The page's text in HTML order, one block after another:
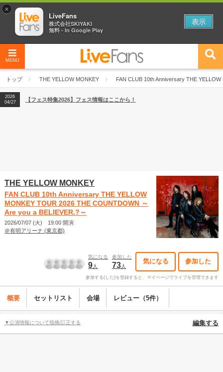
MENU
トップ THE YELLOW MONKEY FAN CLUB 10th Anniversary THE
2026
04/27
2026
【ライブ動員ランキング】2026年上半期編発表！
2026
04/27
【フェス特集2026】フェス情報はここから！
THE YELLOW MONKEY
FAN CLUB 10th Anniversary THE YELLOW
MONKEY TOUR 2026 THE COUNTDOWN ～
Are you a BELIEVER.?～
2026/07/07 (火) 19:00 開演
＠有明アリーナ (東京都)
気になる
9人
参加した
73人
気になる 参加した
参加する(した)を登録すると、マイページでライブを管理できます
概要 セットリスト 会場 レビュー（5件）
▼公演情報について指摘/訂正する 編集する
×
LiveFans
株式会社SKIYAKI
無料 - In Google Play
表示